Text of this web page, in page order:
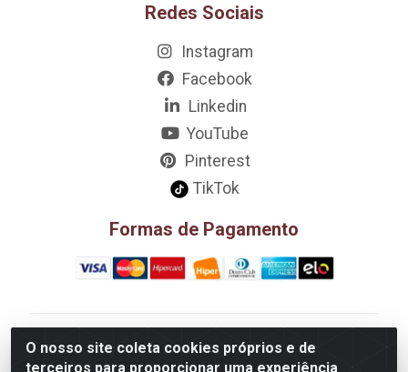
O nosso site coleta cookies próprios e de
terceiros para proporcionar uma experiência
Redes Sociais
Instagram
Facebook
Linkedin
YouTube
Pinterest
TikTok
Formas de Pagamento
D&A Decoração e Ambientação LTDA - Rua Riachão,
807 – 3A, 4A, 5A, 12A, 14A - Muribeca, Jaboatão dos